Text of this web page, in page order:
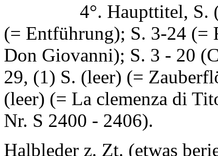
4°. Haupttitel, S.
(= Entführung); S. 3-24 (=
Don Giovanni); S. 3 - 20
29, (1) S. (leer) (=
(leer) (= La clemenza di
Nr. S 2400 - 2406).
Halbleder z. Zt. (etwas